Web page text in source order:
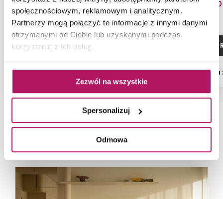
społecznościowym, reklamowym i analitycznym.
Partnerzy mogą połączyć te informacje z innymi danymi
otrzymanymi od Ciebie lub uzyskanymi podczas
korzystania z ich usług.
Zezwól na wszystkie
Spersonalizuj
Odmowa
239,10 PLN
ZOBACZ PRODUKT
Dostępność:na zamówienie
589,00
ZOBACZ
Dostępność:
NAJNOWSZE ARTYKUŁY